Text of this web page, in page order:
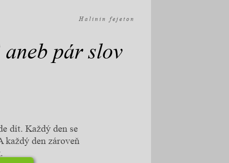
H a l i n i n f e j e t o n
aneb pár slov
dít. Každý den se
každý den zároveň